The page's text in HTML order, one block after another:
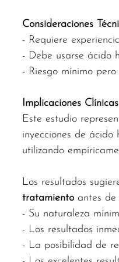
Consideraciones
- Requiere
- Debe usarse ácido
- Riesgo mínimo
Implicaciones
Este estudio
inyecciones de
utilizando
Los resultados
tratamiento antes de
- Su naturaleza
- Los resultados
- La posibilidad de